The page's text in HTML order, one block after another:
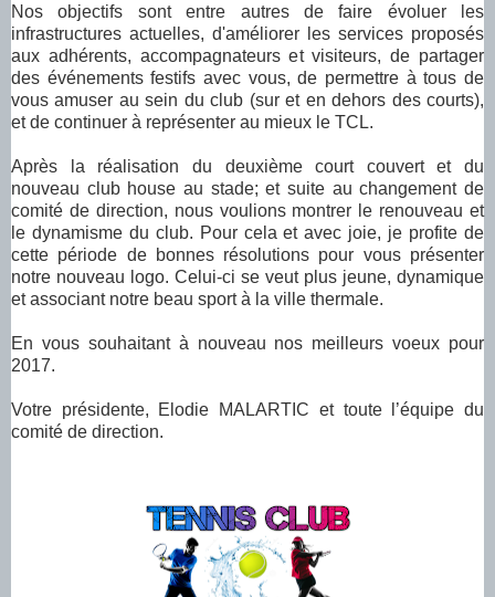
Nos objectifs sont entre autres de faire évoluer les
infrastructures actuelles, d'améliorer les services proposés
aux adhérents, accompagnateurs et visiteurs, de partager
des événements festifs avec vous, de permettre à tous de
vous amuser au sein du club (sur et en dehors des courts),
et de continuer à représenter au mieux le TCL.
Après la réalisation du deuxième court couvert et du
nouveau club house au stade; et suite au changement de
comité de direction, nous voulions montrer le renouveau et
le dynamisme du club. Pour cela et avec joie, je profite de
cette période de bonnes résolutions pour vous présenter
notre nouveau logo. Celui-ci se veut plus jeune, dynamique
et associant notre beau sport à la ville thermale.
En vous souhaitant à nouveau nos meilleurs voeux pour
2017.
Votre présidente, Elodie MALARTIC et toute l’équipe du
comité de direction.